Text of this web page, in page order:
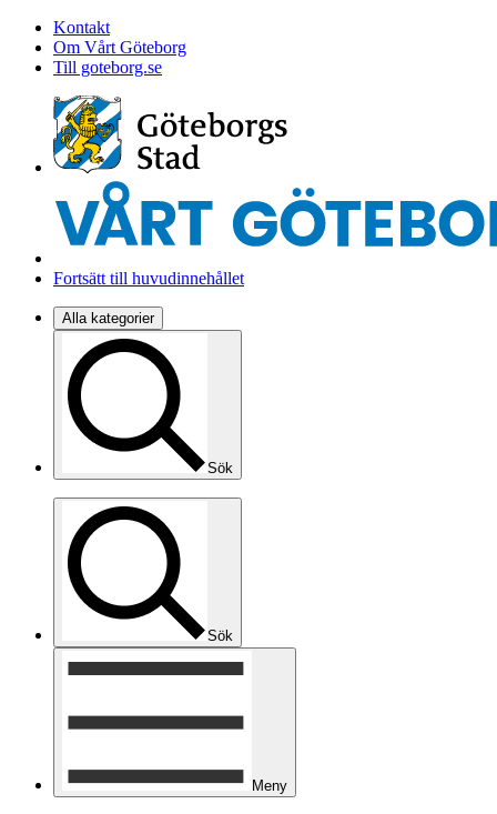
Kontakt
Om Vårt Göteborg
Till goteborg.se
Fortsätt till huvudinnehållet
Alla kategorier
Sök
Sök
Meny